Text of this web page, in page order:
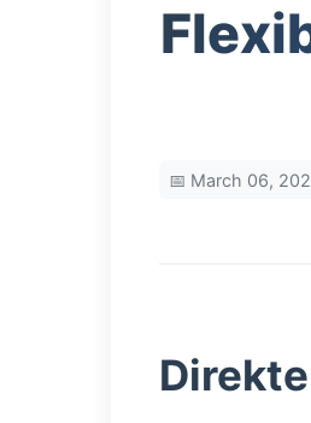
📅 March 06,